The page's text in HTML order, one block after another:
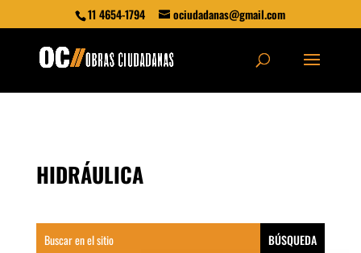
11 4654-1794 ociudadanas@gmail.com
HIDRÁULICA